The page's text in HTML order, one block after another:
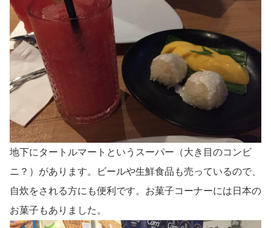
地下にタートルマートというスーパー（大き目のコンビ
ニ？）があります。ビールや生鮮食品も売っているので、
自炊をされる方にも便利です。お菓子コーナーには日本の
お菓子もありました。